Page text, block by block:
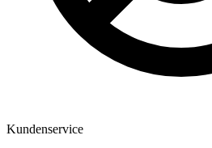
Kundenservice